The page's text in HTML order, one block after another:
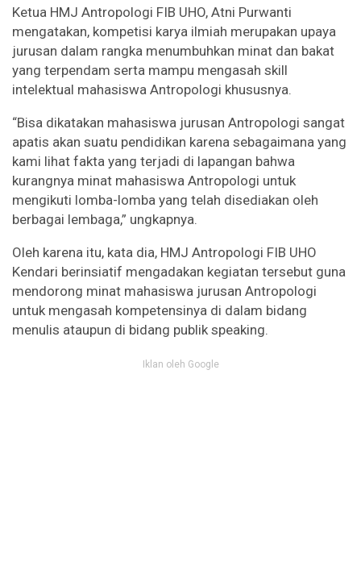
Ketua HMJ Antropologi FIB UHO, Atni Purwanti
mengatakan, kompetisi karya ilmiah merupakan upaya
jurusan dalam rangka menumbuhkan minat dan bakat
yang terpendam serta mampu mengasah skill
intelektual mahasiswa Antropologi khususnya.
“Bisa dikatakan mahasiswa jurusan Antropologi sangat
apatis akan suatu pendidikan karena sebagaimana yang
kami lihat fakta yang terjadi di lapangan bahwa
kurangnya minat mahasiswa Antropologi untuk
mengikuti lomba-lomba yang telah disediakan oleh
berbagai lembaga,” ungkapnya.
Oleh karena itu, kata dia, HMJ Antropologi FIB UHO
Kendari berinsiatif mengadakan kegiatan tersebut guna
mendorong minat mahasiswa jurusan Antropologi
untuk mengasah kompetensinya di dalam bidang
menulis ataupun di bidang publik speaking.
Iklan oleh Google